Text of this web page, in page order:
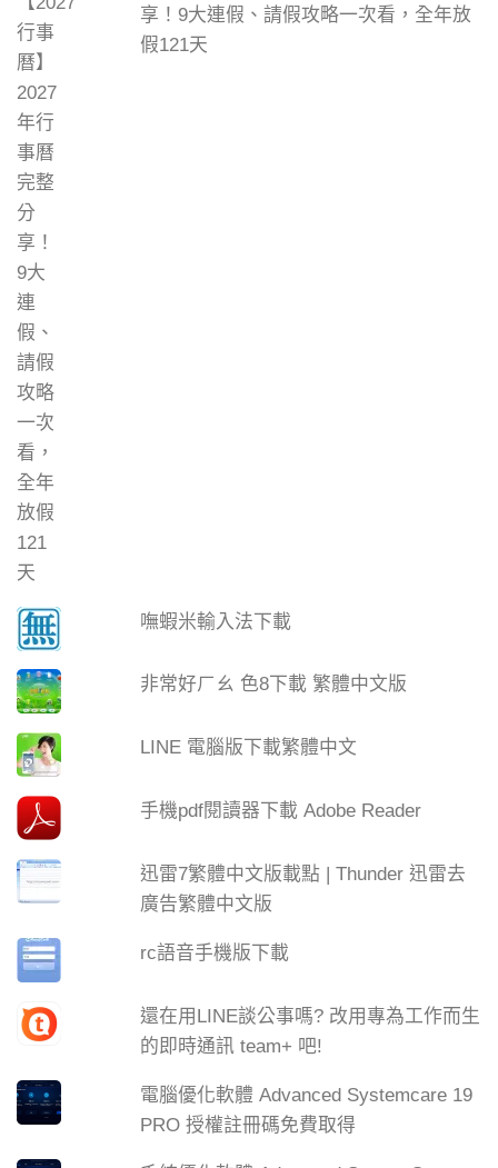
享！9大連假、請假攻略一次看，全年放
假121天
嘸蝦米輸入法下載
非常好ㄏㄠ 色8下載 繁體中文版
LINE 電腦版下載繁體中文
手機pdf閱讀器下載 Adobe Reader
迅雷7繁體中文版載點 | Thunder 迅雷去
廣告繁體中文版
rc語音手機版下載
還在用LINE談公事嗎? 改用專為工作而生
的即時通訊 team+ 吧!
電腦優化軟體 Advanced Systemcare 19
PRO 授權註冊碼免費取得